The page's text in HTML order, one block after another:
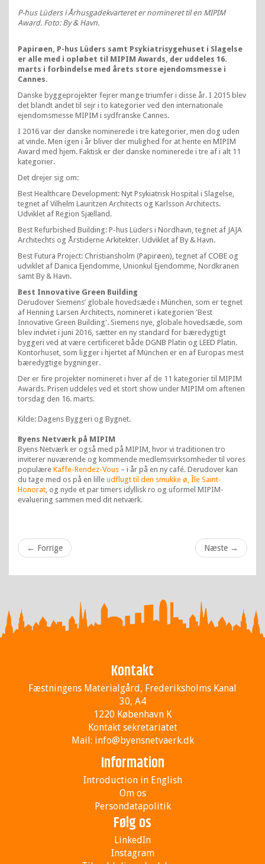
P-hus Lüders i Århusgadekvarteret er nomineret til en MIPIM
Award. Foto: By & Havn.
Papirøen, P-hus Lüders samt Psykiatrisygehuset i Slagelse
er alle med i opløbet til MIPIM Awards, der uddeles 16.
marts i forbindelse med årets store ejendomsmesse i
Cannes.
Danske byggeprojekter fejrer mange triumfer i disse år. I 2015 blev
det blandt andet til sejr i to kategorier ved den internationale
ejendomsmesse MIPIM i sydfranske Cannes.
I 2016 var der danske nominerede i tre kategorier, men dog uden
at vinde. Men igen i år bliver der mulighed for at hente en MIPIM
Award med hjem. Faktisk er der danske nominerede i tre af i alt 11
kategorier.
Det drejer sig om:
Best Healthcare Development: Nyt Psykiatrisk Hospital i Slagelse,
tegnet af Vilhelm Lauritzen Architects og Karlsson Architects.
Udviklet af Region Sjælland.
Best Refurbished Building: P-hus Lüders i Nordhavn, tegnet af JAJA
Architechts og Årstiderne Arkitekter. Udviklet af By & Havn.
Best Futura Project: Christiansholm (Papirøen), tegnet af COBE og
udviklet af Danica Ejendomme, Unionkul Ejendomme, Nordkranen
samt By & Havn.
Best Innovative Green Building
Derudover Siemens’ globale hovedsæde i München, som er tegnet
af Henning Larsen Architects, nomineret i kategorien 'Best
Innovative Green Building'. Siemens nye, globale hovedsæde, som
blev indviet i juni 2016, sætter en ny standard for bæredygtigt
byggeri ved at være certificeret både DGNB Platin og LEED Platin.
Kontorhuset, som ligger i hjertet af München er en af Europas mest
bæredygtige bygninger.
Der er fire projekter nomineret i hver af de 11 kategorier til MIPIM
Awards. Prisen uddeles ved et stort show under MIPIM om aftenen
torsdag den 16. marts.
Kilde: Dagens Byggeri og Bygnet.
Byens Netværk på MIPIM
Byens Netværk er også med på MIPIM, hvor vi traditionen tro
inviterer nuværende og kommende medlemsvirksomheder til vores
populære Kaffe-Rendez-Vous – i år på en ny café. Derudover kan
du tage med os på en lille udflugt til den smukke ø, Île Saint-
Honorat, og nyde et par timers idyllisk ro og uformel MIPIM-
evaluering sammen med dit netværk.
← Forrige Næste →
Kontakt
Fæstningens Materialgård, Frederiksholms Kanal
30, A4
1220 København K
Kontakt sekretariatet
Mail: info@byensnetvaerk.dk
Information
Introduction in English
Om os
Persondatapolitik
Følg os
LinkedIn
Instagram